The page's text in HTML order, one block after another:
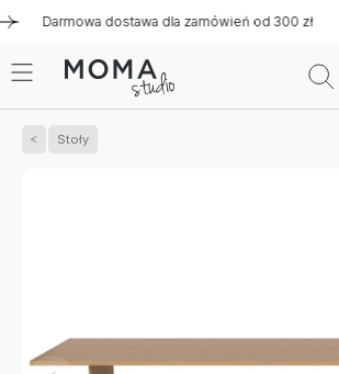
Darmowa dostawa dla zamówień od 300 zł
Stoły